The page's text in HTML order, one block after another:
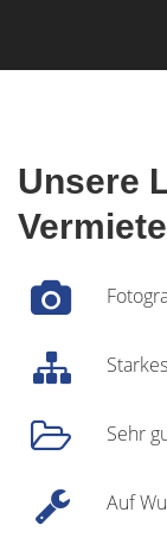
Unsere
Sehr
Auf